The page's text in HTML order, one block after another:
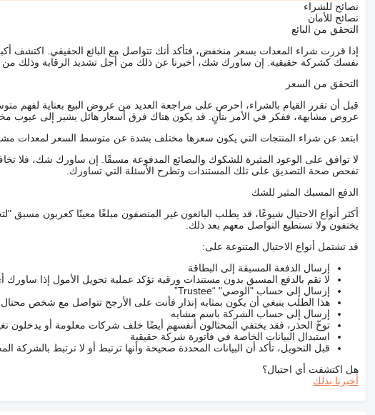
نصائح للشراء
نصائح للأمان
التحقق من البائع
إذا قررت شراء المعدات بسعر منخفض، فتأكد أنك تتواصل مع البائع الحقيقي.
نفسك كشركة حقيقية. إن ساورك شك، أخبرنا عن ذلك من أجل تشديد الرقابة وذلك من
التحقق من السعر
قبل أن تقرر القيام بالشراء، احرص على مراجعة العديد من عروض البيع بعناية لفهم
عروض مشابهة، ففكر في الأمر بتأنٍ. قد يكون هناك فرق أسعار هائل يشير إلى عيوب مخفية
ابتعد عن شراء المنتجات التي يكون سعرها مختلف بشدة عن متوسط السعر لمعدات
لا توافق على الوعود المثيرة للشكوك والبضائع المدفوعة مسبقًا. إن ساورك شك،
تفحص صحة التصديق على تلك المستندات وتطرح الأسئلة التي تساورك.
الدفع المسبك المثير للشك
أكثر أنواع الاحتيال شيوعًا، قد يطلب البائعون غير المنصفون مبلغًا معينًا كعربون
يختفون ولا تستطيع التواصل معهم بعد ذلك.
قد تشتمل أنواع الاحتيال المتنوعة على:
إرسال الدفعة المسبقة إلى البطاقة
لا تقم بالدفع المسبق بدون مستندات ورقية تؤكد عملية تحويل الأمول إذا ساورك
إرسال إلى حساب "الوصي" “Trustee”
هذا الطلب ينبغي أن يكون بمثابه إنذار فأنت على الأرجح تتواصل مع شخص محتال.
إرسال إلى حساب الشركة باسم مشابه
توخّ الحذر، فقد يختفي المحتالون أنفسهم أيضًا خلف شركات معلومة أو
استبدال البيانات الخاصة في فاتورة شركة حقيقية
قبل التحويل، تأكد أن البيانات المحددة صحيحة وأنها ترتبط أو لا ترتبط بالشركة
هل اكتشفت أي احتيال؟
أخبرنا بذلك